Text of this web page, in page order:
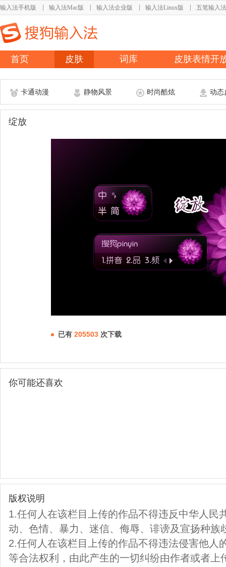
输入法手机版 输入法Mac版 输入法企业版 输入法Linux版 五笔输入法
首页 皮肤 词库 皮肤表情开
卡通动漫 静物风景 时尚酷炫 动态
绽放
已有 205503 次下载
你可能还喜欢
版权说明
1.任何人在该栏目上传的作品不得违反中华人民
动、色情、暴力、迷信、侮辱、诽谤及宣扬种族
2.任何人在该栏目上传的作品不得违法侵害他人
等合法权利，由此产生的一切纠纷由作者或者上